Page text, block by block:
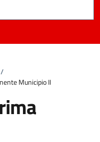
/
Municipio II